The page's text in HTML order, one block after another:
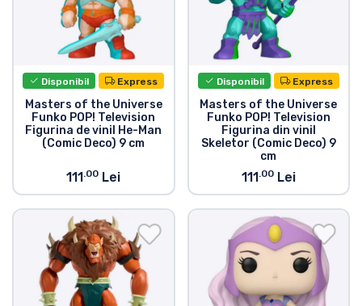
Disponibil Express
Masters of the Universe
Funko POP! Television
Figurina de vinil He-Man
(Comic Deco) 9 cm
111 .00 Lei
Disponibil Express
Masters of the Universe
Funko POP! Television
Figurina din vinil
Skeletor (Comic Deco) 9
cm
111.00Lei